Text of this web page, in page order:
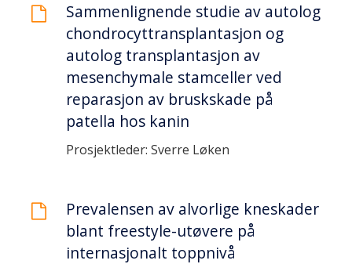
Sammenlignende studie av autolog
chondrocyttransplantasjon og
autolog transplantasjon av
mesenchymale stamceller ved
reparasjon av bruskskade på
patella hos kanin
Prosjektleder: Sverre Løken
Prevalensen av alvorlige kneskader
blant freestyle-utøvere på
internasjonalt toppnivå